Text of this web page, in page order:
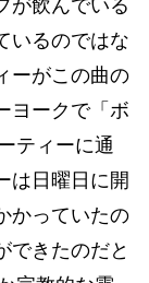
が飲んでいる
いるのではな
ーがこの曲の
ヨークで「ボ
ティーに通
は日曜日に開
かっていたの
できたのだと